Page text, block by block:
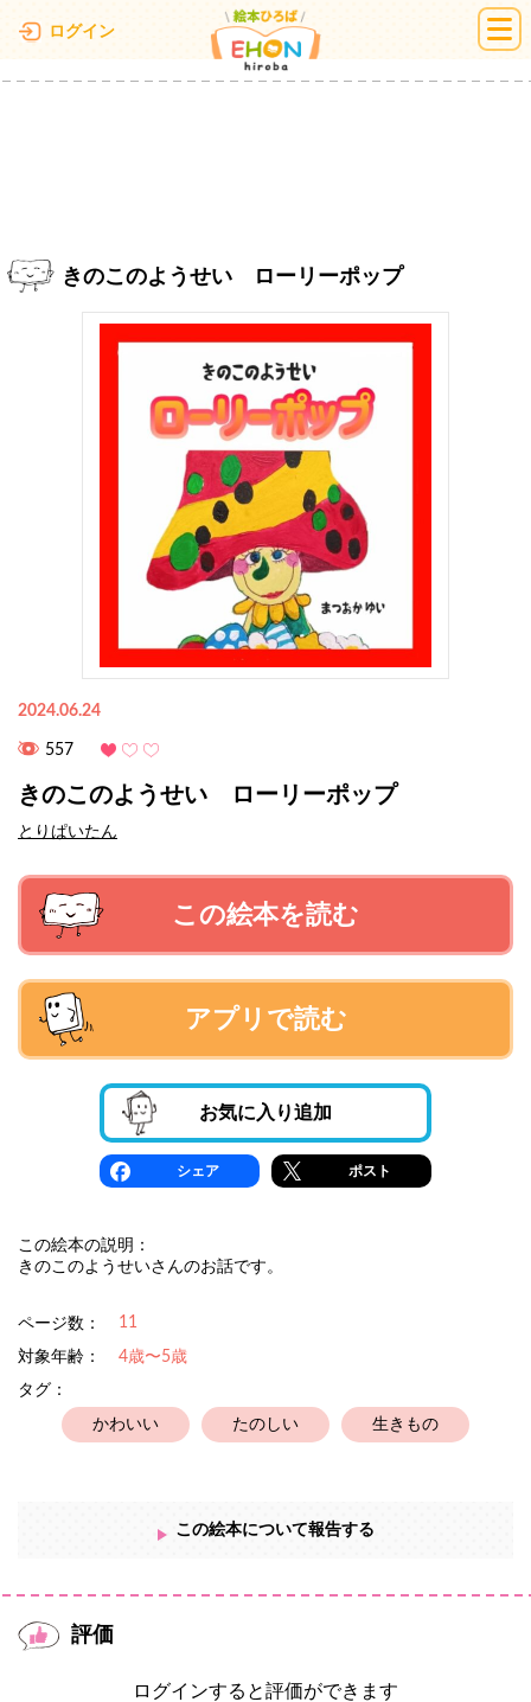
ログイン 絵本ひろば
きのこのようせい ローリーポップ
2024.06.24
557
きのこのようせい ローリーポップ
とりぱいたん
この絵本を読む
アプリで読む
お気に入り追加
シェア ポスト
この絵本の説明：
きのこのようせいさんのお話です。
ページ数： 11
対象年齢：
4歳〜5歳
タグ：
かわいい たのしい 生きもの
この絵本について報告する
評価
ログインすると評価ができます